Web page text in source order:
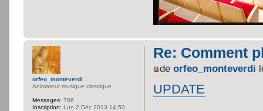
Re: Comment
deorfeo_monteverdi
UPDATE
orfeo_monteverdi
Animateur musique classique
Messages: 786
Inscription: Lun 2 Déc 2013 14:50